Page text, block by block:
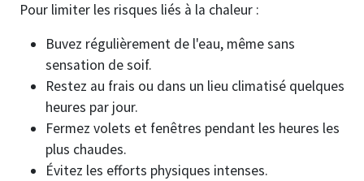
Pour limiter les risques liés à la chaleur :
Buvez régulièrement de l'eau, même sans
sensation de soif.
Restez au frais ou dans un lieu climatisé quelques
heures par jour.
Fermez volets et fenêtres pendant les heures les
plus chaudes.
Évitez les efforts physiques intenses.